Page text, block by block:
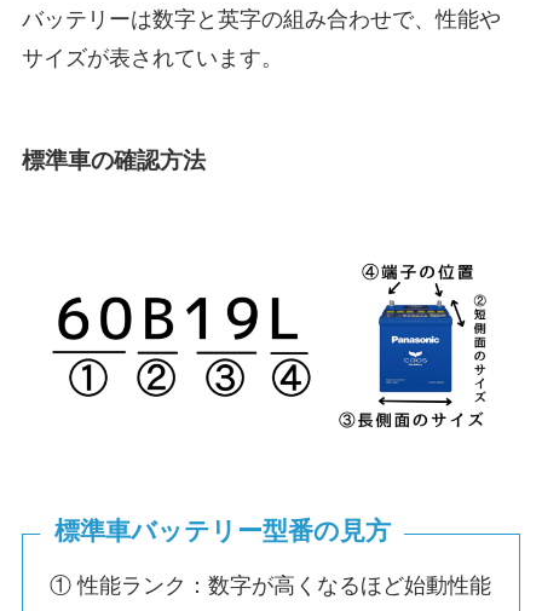
バッテリーは数字と英字の組み合わせで、性能や
サイズが表されています。
標準車の確認方法
標準車バッテリー型番の見方
① 性能ランク：数字が高くなるほど始動性能